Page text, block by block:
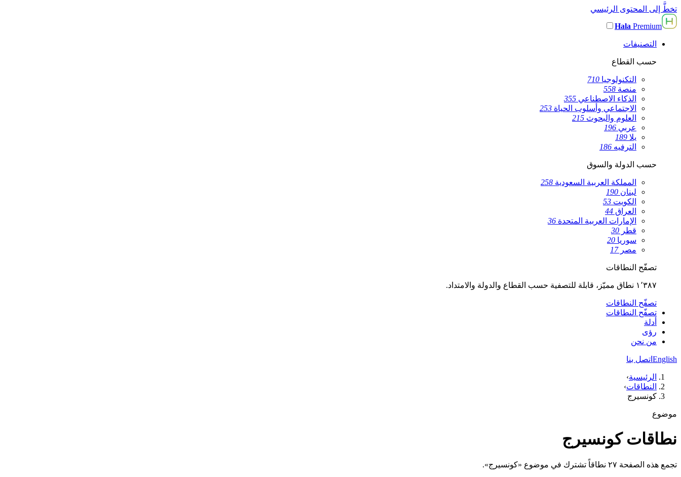
تخطَّ إلى المحتوى الرئيسي
Hala Premium
التصنيفات
حسب القطاع
التكنولوجيا 710
منصة 558
الذكاء الاصطناعي 355
الاجتماعي وأسلوب الحياة 253
العلوم والبحوث 215
عربي 196
يلا 189
الترفيه 186
حسب الدولة والسوق
المملكة العربية السعودية 258
لبنان 190
الكويت 53
العراق 44
الإمارات العربية المتحدة 36
قطر 30
سوريا 20
مصر17
تصفّح النطاقات
١٬٣٨٧ نطاق مميّز، قابلة للتصفية حسب القطاع والدولة والامتداد.
تصفّح النطاقات
تصفّح النطاقات
أدلة
رؤى
من نحن
English اتصل بنا
الرئيسية›
النطاقات›
كونسيرج
موضوع
نطاقات كونسيرج
تجمع هذه الصفحة ٢٧ نطاقاً تشترك في موضوع «كونسيرج».